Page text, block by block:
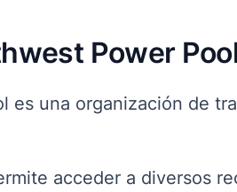
Power
es una organización de
acceder a diversos